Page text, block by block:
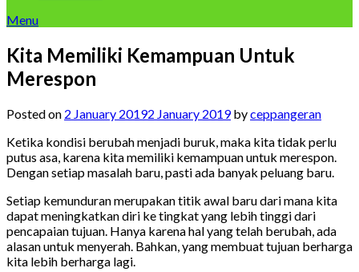
Menu
Kita Memiliki Kemampuan Untuk
Merespon
Posted on 2 January 20192 January 2019byceppangeran
Ketika kondisi berubah menjadi buruk, maka kita tidak perlu
putus asa, karena kita memiliki kemampuan untuk merespon.
Dengan setiap masalah baru, pasti ada banyak peluang baru.
Setiap kemunduran merupakan titik awal baru dari mana kita
dapat meningkatkan diri ke tingkat yang lebih tinggi dari
pencapaian tujuan. Hanya karena hal yang telah berubah, ada
alasan untuk menyerah. Bahkan, yang membuat tujuan berharga
kita lebih berharga lagi.